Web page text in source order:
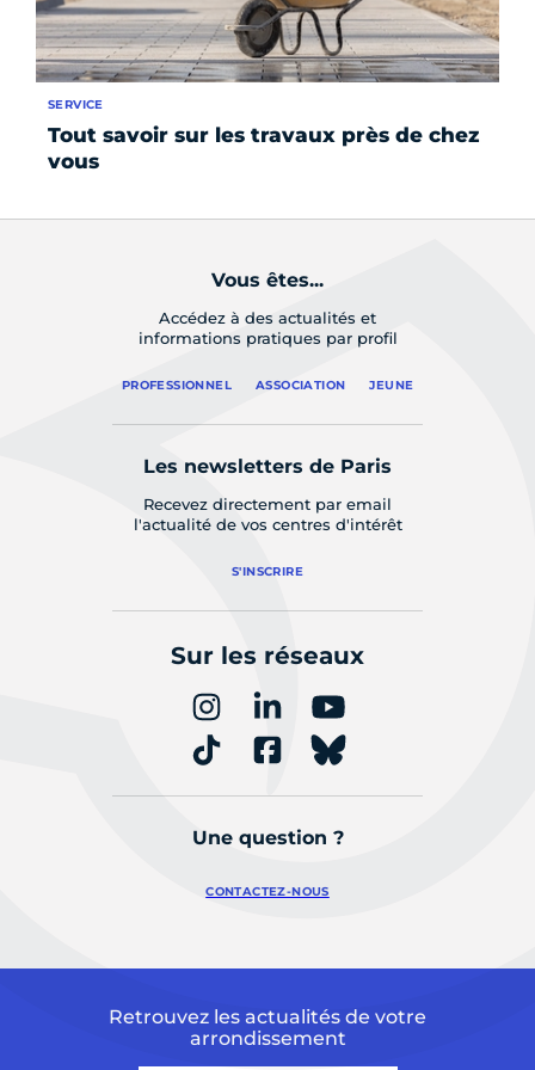
Tout savoir sur les travaux près de chez
vous
SERVICE
Vous êtes...
Accédez à des actualités et
informations pratiques par profil
PROFESSIONNEL ASSOCIATION JEUNE
Les newsletters de Paris
Recevez directement par email
l'actualité de vos centres d'intérêt
S'INSCRIRE
Sur les réseaux
Une question ?
CONTACTEZ-NOUS
Retrouvez les actualités de votre
arrondissement